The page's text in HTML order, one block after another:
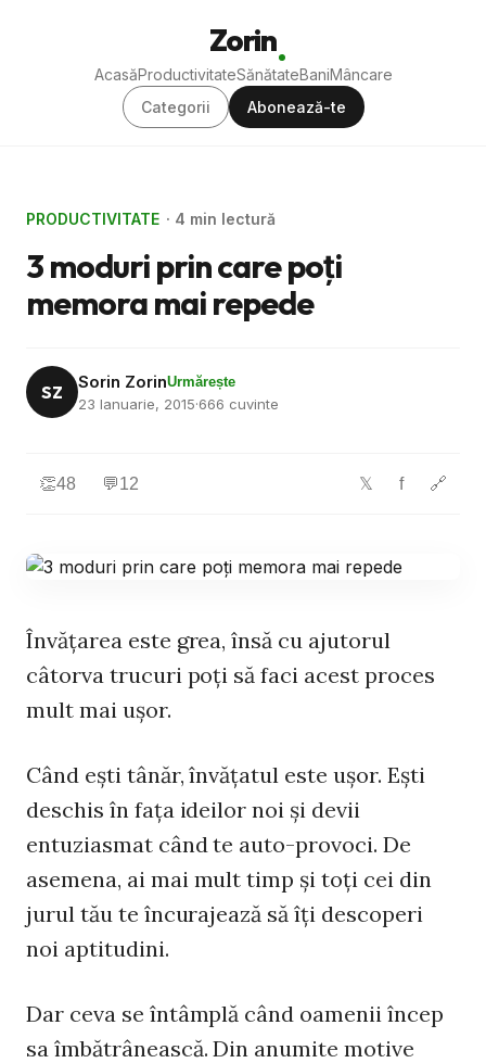
Zorin
AcasăProductivitateSănătateBaniMâncare
Categorii
Abonează-te
PRODUCTIVITATE · 4 min lectură
3 moduri prin care poţi
memora mai repede
SZ Sorin ZorinUrmărește
23 Ianuarie, 2015·666 cuvinte
👏48 💬12 𝕏 f 🔗
Învăţarea este grea, însă cu ajutorul
câtorva trucuri poţi să faci acest proces
mult mai uşor.
Când eşti tânăr, învăţatul este uşor. Eşti
deschis în faţa ideilor noi şi devii
entuziasmat când te auto-provoci. De
asemena, ai mai mult timp şi toţi cei din
jurul tău te încurajează să îţi descoperi
noi aptitudini.
Dar ceva se întâmplă când oamenii încep
sa îmbătrânească. Din anumite motive